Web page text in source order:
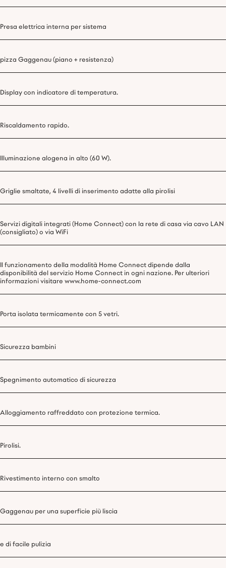
Presa elettrica interna per sistema
pizza Gaggenau (piano + resistenza)
Display con indicatore di temperatura.
Riscaldamento rapido.
Illuminazione alogena in alto (60 W).
Griglie smaltate, 4 livelli di inserimento adatte alla pirolisi
Servizi digitali integrati (Home Connect) con la rete di casa via cavo LAN
(consigliato) o via WiFi
Il funzionamento della modalità Home Connect dipende dalla
disponibilità del servizio Home Connect in ogni nazione. Per ulteriori
informazioni visitare www.home-connect.com
Porta isolata termicamente con 5 vetri.
Sicurezza bambini
Spegnimento automatico di sicurezza
Alloggiamento raffreddato con protezione termica.
Pirolisi.
Rivestimento interno con smalto
Gaggenau per una superficie più liscia
e di facile pulizia